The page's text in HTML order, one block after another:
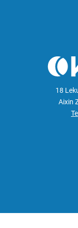
18
Aixin